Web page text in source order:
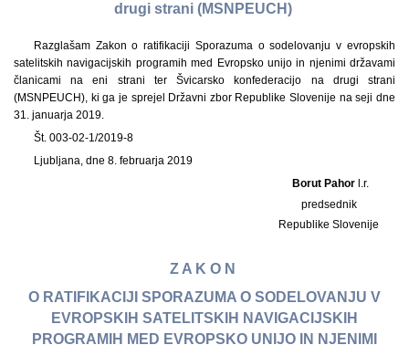
drugi strani (MSNPEUCH)
Razglašam Zakon o ratifikaciji Sporazuma o sodelovanju v evropskih
satelitskih navigacijskih programih med Evropsko unijo in njenimi državami
članicami na eni strani ter Švicarsko konfederacijo na drugi strani
(MSNPEUCH), ki ga je sprejel Državni zbor Republike Slovenije na seji dne
31. januarja 2019.
Št. 003-02-1/2019-8
Ljubljana, dne 8. februarja 2019
Borut Pahorl.r.
predsednik
Republike Slovenije
Z A K O N
O RATIFIKACIJI SPORAZUMA O SODELOVANJU V
EVROPSKIH SATELITSKIH NAVIGACIJSKIH
PROGRAMIH MED EVROPSKO UNIJO IN NJENIMI